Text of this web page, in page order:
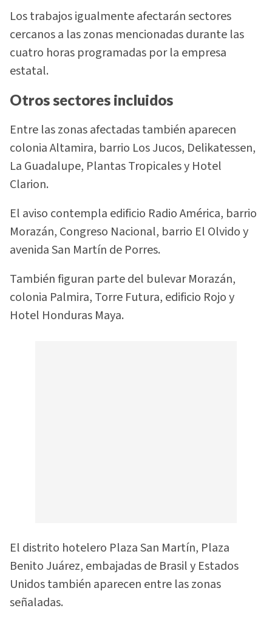
Los trabajos igualmente afectarán sectores
cercanos a las zonas mencionadas durante las
cuatro horas programadas por la empresa
estatal.
Otros sectores incluidos
Entre las zonas afectadas también aparecen
colonia Altamira, barrio Los Jucos, Delikatessen,
La Guadalupe, Plantas Tropicales y Hotel
Clarion.
El aviso contempla edificio Radio América, barrio
Morazán, Congreso Nacional, barrio El Olvido y
avenida San Martín de Porres.
También figuran parte del bulevar Morazán,
colonia Palmira, Torre Futura, edificio Rojo y
Hotel Honduras Maya.
El distrito hotelero Plaza San Martín, Plaza
Benito Juárez, embajadas de Brasil y Estados
Unidos también aparecen entre las zonas
señaladas.